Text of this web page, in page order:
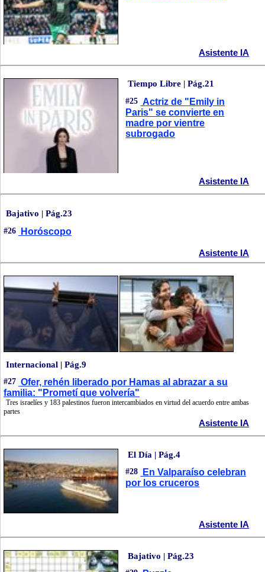
Asistente IA
Tiempo Libre | Pág.21
#25 Actriz de "Emily in
Paris" se convierte en
madre por vientre
subrogado
Asistente IA
Bajativo | Pág.23
#26 Horóscopo
Asistente IA
Internacional | Pág.9
#27 Ofer, rehén liberado por Hamas al abrazar a su
familia: "Prometí que volvería"
Tres israelíes y 183 palestinos fueron intercambiados en virtud del acuerdo entre ambas
partes
Asistente IA
El Día | Pág.4
#28
En Valparaíso celebran
por los cruceros
Asistente IA
Bajativo | Pág.23